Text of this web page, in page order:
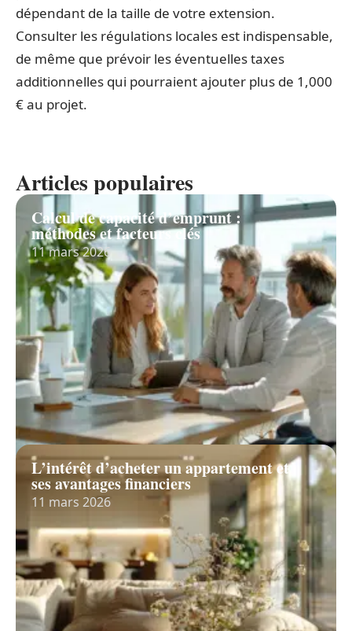
dépendant de la taille de votre extension.
Consulter les régulations locales est indispensable,
de même que prévoir les éventuelles taxes
additionnelles qui pourraient ajouter plus de 1,000
€ au projet.
Articles populaires
Calcul de capacité d’emprunt :
méthodes et facteurs clés
11 mars 2026
L’intérêt d’acheter un appartement et
ses avantages financiers
11 mars 2026